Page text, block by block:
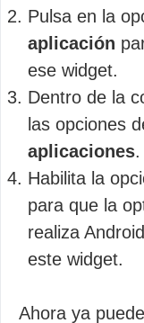
Pulsa en la
aplicación
ese widget.
Dentro de la
las opciones
aplicaciones.
Habilita la
para que la
realiza
este widget.
Ahora ya